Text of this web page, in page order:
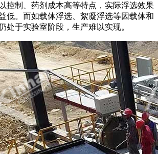
控制、药剂成本高等特点，实际浮选效果
低。而如载体浮选、絮凝浮选等因载体和
处于实验室阶段，生产难以实现。